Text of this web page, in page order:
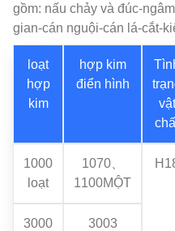
gồm: nấu chảy và đúc-
gian-cán nguội-cán lá-cắt-
loạt
hợp
kim
hợp kim
điển hình
vật
1000
loạt
1070、
1100MỘT
3000
3003